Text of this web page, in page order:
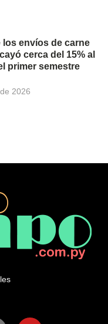
los envíos de carne
cerca del 15% al
primer semestre
2026